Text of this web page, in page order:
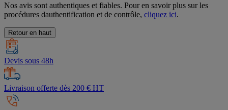
Nos avis sont authentiques et fiables. Pour en savoir plus sur les
procédures dauthentification et de contrôle, cliquez ici.
Retour en haut
Devis sous 48h
Livraison offerte dès 200 € HT